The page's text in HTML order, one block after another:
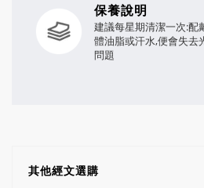
保養說明
建議每星期清潔一次:配
體油脂或汗水,便會失去
問題
其他經文選購